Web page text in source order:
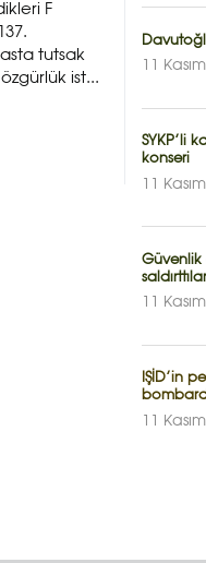
F
tutsak
ist...
11
SYKP’li
konseri
11
Güvenlik
saldırttılar
11
IŞİD’in
11